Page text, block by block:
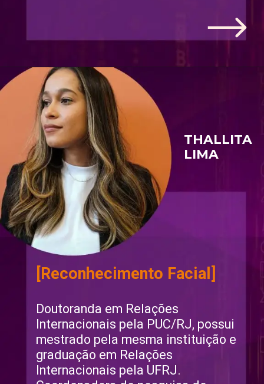
THALLITA
LIMA
Doutoranda em Relações
Internacionais pela PUC/RJ, possui
mestrado pela mesma instituição e
graduação em Relações
Internacionais pela UFRJ.
[Reconhecimento Facial]